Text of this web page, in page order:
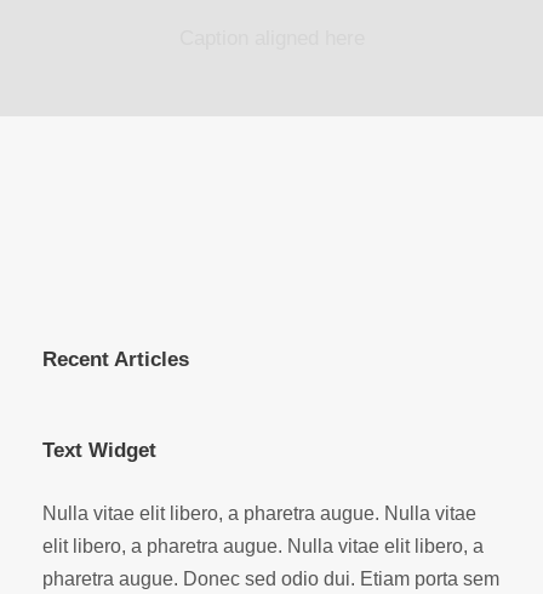
Recent Articles
Text Widget
Nulla vitae elit libero, a pharetra augue. Nulla vitae
elit libero, a pharetra augue. Nulla vitae elit libero, a
pharetra augue. Donec sed odio dui. Etiam porta sem